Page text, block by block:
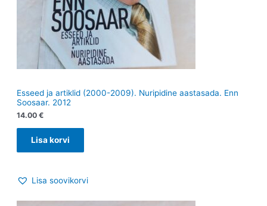
Esseed ja artiklid (2000-2009). Nuripidine aastasada. Enn
Soosaar. 2012
14.00 €
Lisa korvi
Lisa soovikorvi